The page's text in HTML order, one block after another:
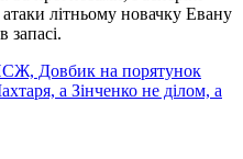
атаки літньому новачку Евану
Довбик на порятунок
а Зінченко не ділом, а